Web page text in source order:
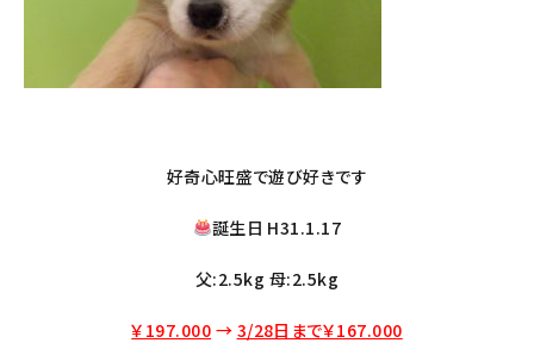
好奇心旺盛で遊び好きです
誕生日 H31.1.17
父:2.5kg 母:2.5kg
￥197.000 → 3/28日まで￥167.000